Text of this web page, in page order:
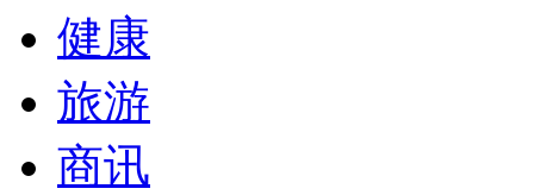
健康
旅游
商讯